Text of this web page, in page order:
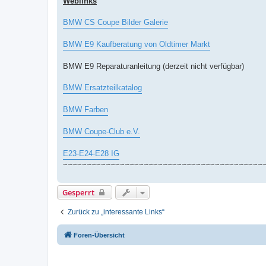
BMW CS Coupe Bilder Galerie
BMW E9 Kaufberatung von Oldtimer Markt
BMW E9 Reparaturanleitung (derzeit nicht verfügbar)
BMW Ersatzteilkatalog
BMW Farben
BMW Coupe-Club e.V.
E23-E24-E28 IG
Gesperrt
Zurück zu „interessante Links“
Foren-Übersicht